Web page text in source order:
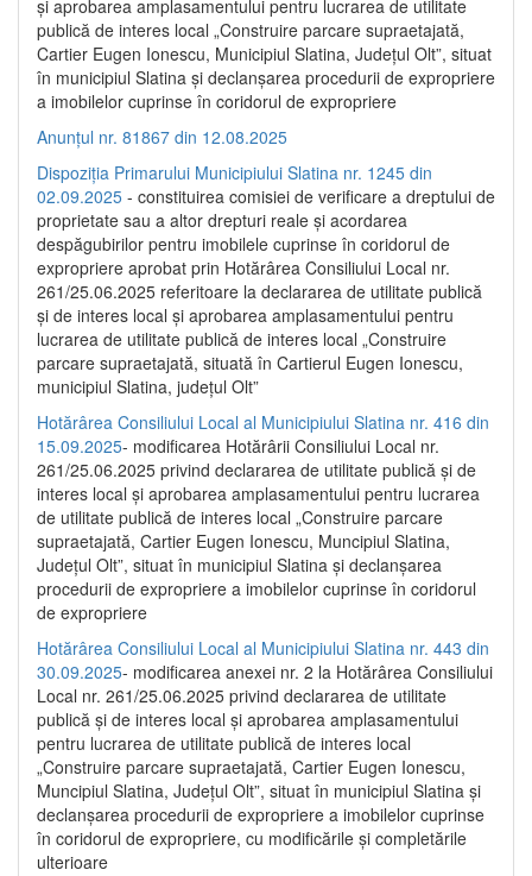
și aprobarea amplasamentului pentru lucrarea de utilitate
publică de interes local „Construire parcare supraetajată,
Cartier Eugen Ionescu, Municipiul Slatina, Județul Olt”, situat
în municipiul Slatina și declanșarea procedurii de expropriere
a imobilelor cuprinse în coridorul de expropriere
Anunțul nr. 81867 din 12.08.2025
Dispoziția Primarului Municipiului Slatina nr. 1245 din
02.09.2025 - constituirea comisiei de verificare a dreptului de
proprietate sau a altor drepturi reale și acordarea
despăgubirilor pentru imobilele cuprinse în coridorul de
expropriere aprobat prin Hotărârea Consiliului Local nr.
261/25.06.2025 referitoare la declararea de utilitate publică
și de interes local și aprobarea amplasamentului pentru
lucrarea de utilitate publică de interes local „Construire
parcare supraetajată, situată în Cartierul Eugen Ionescu,
municipiul Slatina, județul Olt”
Hotărârea Consiliului Local al Municipiului Slatina nr. 416 din
15.09.2025- modificarea Hotărârii Consiliului Local nr.
261/25.06.2025 privind declararea de utilitate publică și de
interes local și aprobarea amplasamentului pentru lucrarea
de utilitate publică de interes local „Construire parcare
supraetajată, Cartier Eugen Ionescu, Muncipiul Slatina,
Județul Olt”, situat în municipiul Slatina și declanșarea
procedurii de expropriere a imobilelor cuprinse în coridorul
de expropriere
Hotărârea Consiliului Local al Municipiului Slatina nr. 443 din
30.09.2025- modificarea anexei nr. 2 la Hotărârea Consiliului
Local nr. 261/25.06.2025 privind declararea de utilitate
publică şi de interes local şi aprobarea amplasamentului
pentru lucrarea de utilitate publică de interes local
„Construire parcare supraetajată, Cartier Eugen Ionescu,
Muncipiul Slatina, Judeţul Olt”, situat în municipiul Slatina şi
declanşarea procedurii de expropriere a imobilelor cuprinse
în coridorul de expropriere, cu modificările şi completările
ulterioare